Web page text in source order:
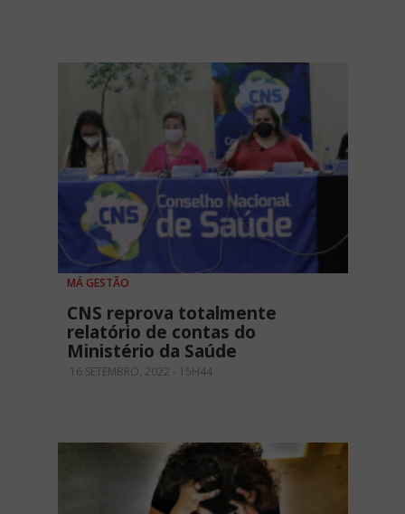
MÁ GESTÃO
CNS reprova totalmente
relatório de contas do
Ministério da Saúde
16 SETEMBRO, 2022 - 15H44